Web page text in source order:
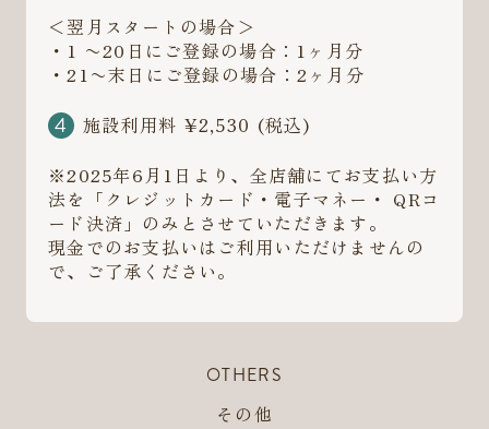
＜翌月スタートの場合＞
・1 〜20日にご登録の場合：1ヶ月分
・21〜末日にご登録の場合：2ヶ月分
施設利用料 ¥2,530 (税込)
※2025年6月1日より、全店舗にてお支払い方
法を「クレジットカード・電子マネー・ QRコ
ード決済」のみとさせていただきます。
現金でのお支払いはご利用いただけませんの
で、ご了承ください。
OTHERS
その他